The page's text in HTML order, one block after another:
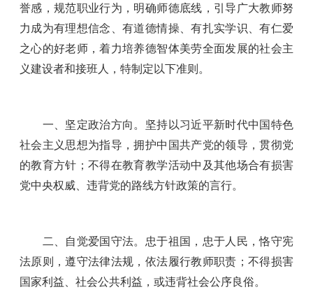
誉感，规范职业行为，明确师德底线，引导广大教师努
力成为有理想信念、有道德情操、有扎实学识、有仁爱
之心的好老师，着力培养德智体美劳全面发展的社会主
义建设者和接班人，特制定以下准则。
一、坚定政治方向。坚持以习近平新时代中国特色
社会主义思想为指导，拥护中国共产党的领导，贯彻党
的教育方针；不得在教育教学活动中及其他场合有损害
党中央权威、违背党的路线方针政策的言行。
二、自觉爱国守法。忠于祖国，忠于人民，恪守宪
法原则，遵守法律法规，依法履行教师职责；不得损害
国家利益、社会公共利益，或违背社会公序良俗。